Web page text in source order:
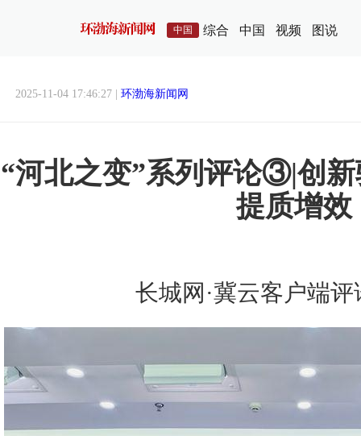
中国 综合 中国 视频 图说
2025-11-04 17:46:27 | 环渤海新闻网
“河北之变”系列评论③|创
提质增效
长城网·冀云客户端